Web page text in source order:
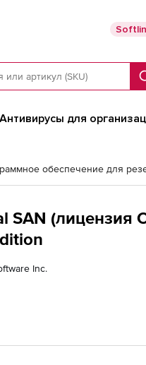
Антивирусы для
(лицензия
Inc.